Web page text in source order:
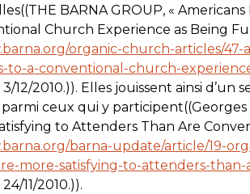
BARNA GROUP, «
Church Experience as Being
organic-church-articles/47-
to-a-conventional-church-
12/2010.)). Elles jouissent ainsi d’un
ceux qui y participent((Georges
to Attenders Than Are
barna-update/article/19-
more-satisfying-to-attenders-
11/2010.)).